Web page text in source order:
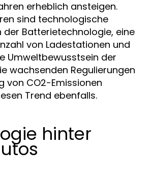
erheblich ansteigen.
sind technologische
der Batterietechnologie, eine
von Ladestationen und
Umweltbewusstsein der
wachsenden Regulierungen
von CO2-Emissionen
Trend ebenfalls.
hinter